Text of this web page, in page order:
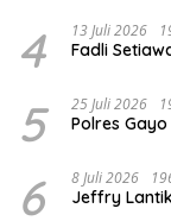
4 13 Juli 2026
Fadli
5 25 Juli 2026
Polres
6 8 Juli 2026
Jeffry